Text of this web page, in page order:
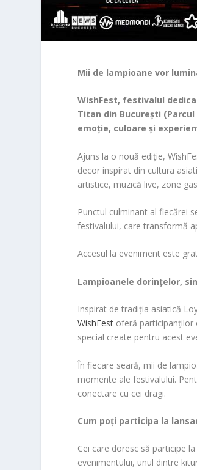
Mii de lampioane vor
WishFest, festivalul
Titan din București
emoție, culoare și
Ajuns la o nouă ediție,
decor inspirat din cultura
artistice, muzică live, zone
Punctul culminant al fiecărei
festivalului, care transformă
Accesul la eveniment este
Lampioanele dorințelor,
Inspirat de tradiția asiatică
WishFest oferă participanților
special create pentru acest
În fiecare seară, mii de
momente ale festivalului.
conectare cu cei dragi.
Cum poți participa la
Cei care doresc să participe
evenimentului, unul dintre